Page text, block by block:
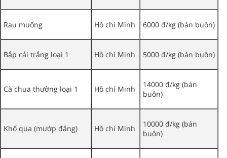
Rau muống Hồ chí Minh 6000 đ/kg (bán buôn)
Bắp cải trắng loại 1 Hồ chí Minh 5000 đ/kg (bán buôn)
Cà chua thường loại 1 Hồ chí Minh
14000 đ/kg (bán
buôn)
Khổ qua (mướp đắng) Hồ chí Minh
10000 đ/kg (bán
buôn)